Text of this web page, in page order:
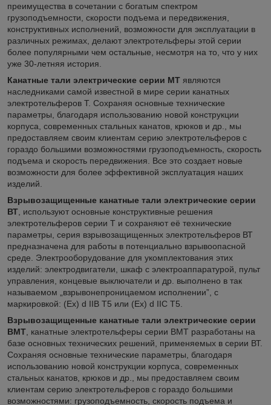
преимущества в сочетании с богатым спектром
грузоподъемности, скорости подъема и передвижения,
конструктивных исполнений, возможности для эксплуатации в
различных режимах, делают электротельферы этой серии
более популярными чем остальные, несмотря на то, что у них
уже 30-летняя история.
Канатные тали электрические серии МТ являются
наследниками самой известной в мире серии канатных
электротельферов Т. Сохраняя основные технические
параметры, благодаря использованию новой конструкции
корпуса, современных стальных канатов, крюков и др., мы
предоставляем своим клиентам серию электротельферов с
гораздо большими возможностями грузоподъемность, скорость
подъема и скорость передвижения. Все это создает новые
возможности для более эффективной эксплуатация наших
изделий.
Взрывозащищенные канатные тали электрические серии
ВТ , используют основные конструктивные решения
электротельферов серии Т и сохраняют её технические
параметры, серия взрывозащищенных электротельферов ВТ
предназначена для работы в потенциально взрывоопасной
среде. Электрооборудование для укомплектования этих
изделий: электродвигатели, шкаф с электроаппаратурой, пульт
управления, концевые выключатели и др. выполнено в так
называемом „взрывонепроницаемом исполнении”, с
маркировкой: (Ех) d IIB T5 или (Ех) d IIC T5.
Взрывозащищенные канатные тали электрические серии
ВМТ , канатные электротельферы серии BМТ разработаны на
базе основных технических решений, применяемых в серии ВТ.
Сохраняя основные технические параметры, благодаря
использованию новой конструкции корпуса, современных
стальных канатов, крюков и др., мы предоставляем своим
клиентам серию электротельферов с гораздо большими
возможностями: грузоподъемность, скорость подъема и